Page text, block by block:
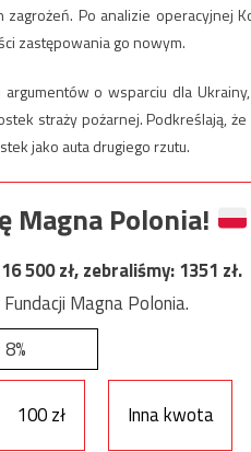
Po analizie operacyjnej
zastępowania go nowym.
o wsparciu dla
straży pożarnej. Podkreślają,
jako auta drugiego rzutu.
Magna Polonia!
16 500zł, zebraliśmy:1351 zł.
Magna Polonia.
8%
100 zł
Inna kwota